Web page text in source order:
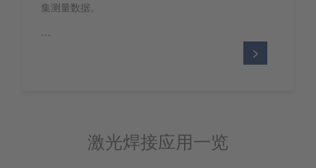
集测量数据。
…
激光焊接应用一览